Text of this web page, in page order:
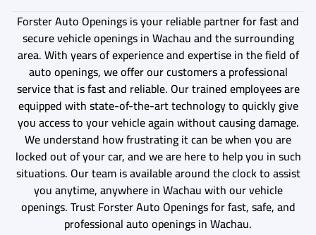
Forster Auto Openings is your reliable partner for fast and
secure vehicle openings in Wachau and the surrounding
area. With years of experience and expertise in the field of
auto openings, we offer our customers a professional
service that is fast and reliable. Our trained employees are
equipped with state-of-the-art technology to quickly give
you access to your vehicle again without causing damage.
We understand how frustrating it can be when you are
locked out of your car, and we are here to help you in such
situations. Our team is available around the clock to assist
you anytime, anywhere in Wachau with our vehicle
openings. Trust Forster Auto Openings for fast, safe, and
professional auto openings in Wachau.